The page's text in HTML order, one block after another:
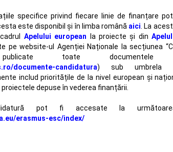
specifice privind fiecare linie de finanțare
este disponibil și în limba română aici . La
Apelului european la proiecte și din
pe website-ul Agenției Naționale la secțiunea
toate documentele
documente-candidatura) sub umbrela
includ prioritățile de la nivel european și
depuse în vederea finanțării.
pot fi accesate la
erasmus-esc/index/